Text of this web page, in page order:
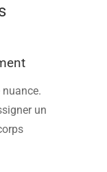
nuance.
un